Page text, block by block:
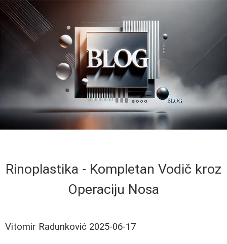
Rinoplastika - Kompletan Vodič kroz
Operaciju Nosa
Vitomir Radunković 2025-06-17